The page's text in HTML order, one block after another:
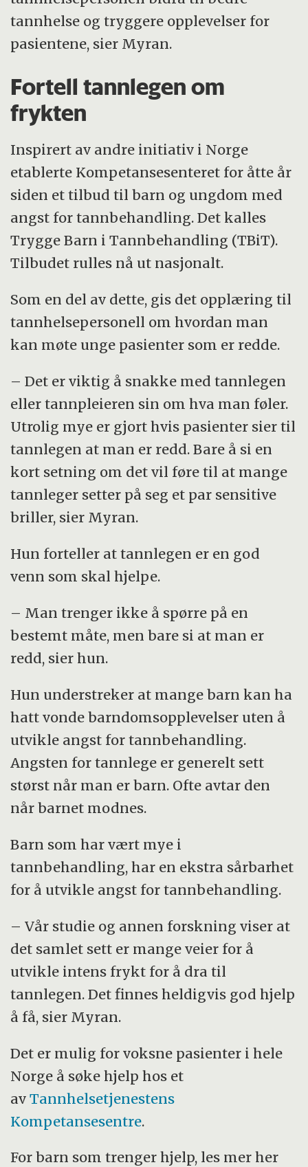
tannhelse og tryggere opplevelser for
pasientene, sier Myran.
Fortell tannlegen om
frykten
Inspirert av andre initiativ i Norge
etablerte Kompetansesenteret for åtte år
siden et tilbud til barn og ungdom med
angst for tannbehandling. Det kalles
Trygge Barn i Tannbehandling (TBiT).
Tilbudet rulles nå ut nasjonalt.
Som en del av dette, gis det opplæring til
tannhelsepersonell om hvordan man
kan møte unge pasienter som er redde.
– Det er viktig å snakke med tannlegen
eller tannpleieren sin om hva man føler.
Utrolig mye er gjort hvis pasienter sier til
tannlegen at man er redd. Bare å si en
kort setning om det vil føre til at mange
tannleger setter på seg et par sensitive
briller, sier Myran.
Hun forteller at tannlegen er en god
venn som skal hjelpe.
– Man trenger ikke å spørre på en
bestemt måte, men bare si at man er
redd, sier hun.
Hun understreker at mange barn kan ha
hatt vonde barndomsopplevelser uten å
utvikle angst for tannbehandling.
Angsten for tannlege er generelt sett
størst når man er barn. Ofte avtar den
når barnet modnes.
Barn som har vært mye i
tannbehandling, har en ekstra sårbarhet
for å utvikle angst for tannbehandling.
– Vår studie og annen forskning viser at
det samlet sett er mange veier for å
utvikle intens frykt for å dra til
tannlegen. Det finnes heldigvis god hjelp
å få, sier Myran.
Det er mulig for voksne pasienter i hele
Norge å søke hjelp hos et
avTannhelsetjenestens
Kompetansesentre.
For barn som trenger hjelp, les mer her